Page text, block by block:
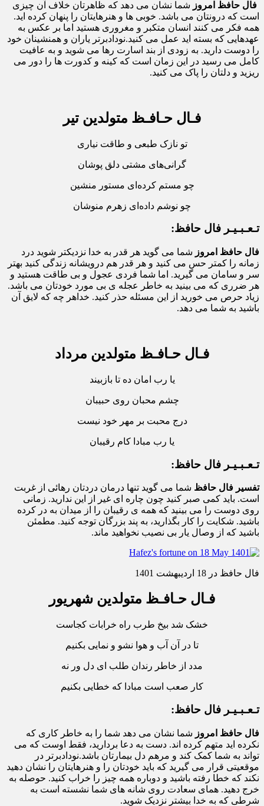
فال حافظ امروز شما نشان می دهد که ظاهرتان خلاف آن چیزی
است که درونتان می باشد. خوبی ها و هنرهایتان را پنهان کرده اید.
همه فکر می کنند انسان متکبر و مغروری هستید اما بر عکس به
عهدهایی که بسته اید عمل می کنید.نودادبرتر یاران و همنشینان خود
را دوست دارید. به زودی از بند اسارت رها می شوید و به عافیت
کامل می رسید در این زمان است که کینه و کدورت ها را دور می
ریزید و دلتان را پاک می کنید.
فـال حـافـظ متولدین تیر
تو نازک طبعی و طاقت نیاری
گرانی‌های مشتی دلق پوشان
چو مستم کرده‌ای مستور منشین
چو نوشم داده‌ای زهرم منوشان
تـعـبـیـر فال حافظ:
فال حافظ امروز شما می گوید هر قدر به خدا نزدیکتر شوید درد
زمانه را کمتر حس می کنید و هر قدر هم درویشانه زندگی کنید بهتر
سر و سامان می گیرید. اما شما فردی عجول و بی طاقت هستید و
هر ضرری که می بینید به خاطر عجله ی بی مورد خودتان می باشد.
زیاد حرص می خورید از این مسئله حذر کنید. خداهر چه که لایق آن
باشید به شما می دهد.
فـال حـافـظ متولدین مرداد
یا رب امان ده تا بازبیند
چشم محبان روی حبیبان
درج محبت بر مهر خود نیست
یا رب مبادا کام رقیبان
تـعـبـیـر فال حافظ:
تفسیر فال حافظ شما می گوید تنها درمان دردتان رهائی از غربت
است. باید کمی صبر کنید چون چاره ای غیر از این ندارید. زمانی
روی دوست را می بینید که همه ی رقیبان را از میدان به در کرده
باشید. شکایت را کار بگذارید، به پند بزرگان توجه کنید. مطمئن
باشید که از وصال یار بی نصیب نخواهید ماند.
فال حافظ در 18 اردیبهشت 1401
فـال حـافـظ متولدین شهریور
خشک شد بیخ طرب راه خرابات کجاست
تا در آن آب و هوا نشو و نمایی بکنیم
مدد از خاطر رندان طلب ای دل ور نه
کار صعب است مبادا که خطایی بکنیم
تـعـبـیـر فال حافظ:
فال حافظ امروز شما نشان می دهد شما را به خاطر کاری که
نکرده اید متهم کرده اند. دست به دعا بردارید، فقط اوست که می
تواند به شما کمک کند و مرهم دل بیمارتان باشد.نودادبرتر در
موقعیتی قرار می گیرید که باید خودتان را و هنرهایتان را نشان دهید
نکند که خطا رفته باشید و دوباره همه چیز را خراب کنید. حوصله به
خرج دهید. همای سعادت روی شانه های شما نشسته است به
شرطی که به خدا بیشتر نزدیک شوید.